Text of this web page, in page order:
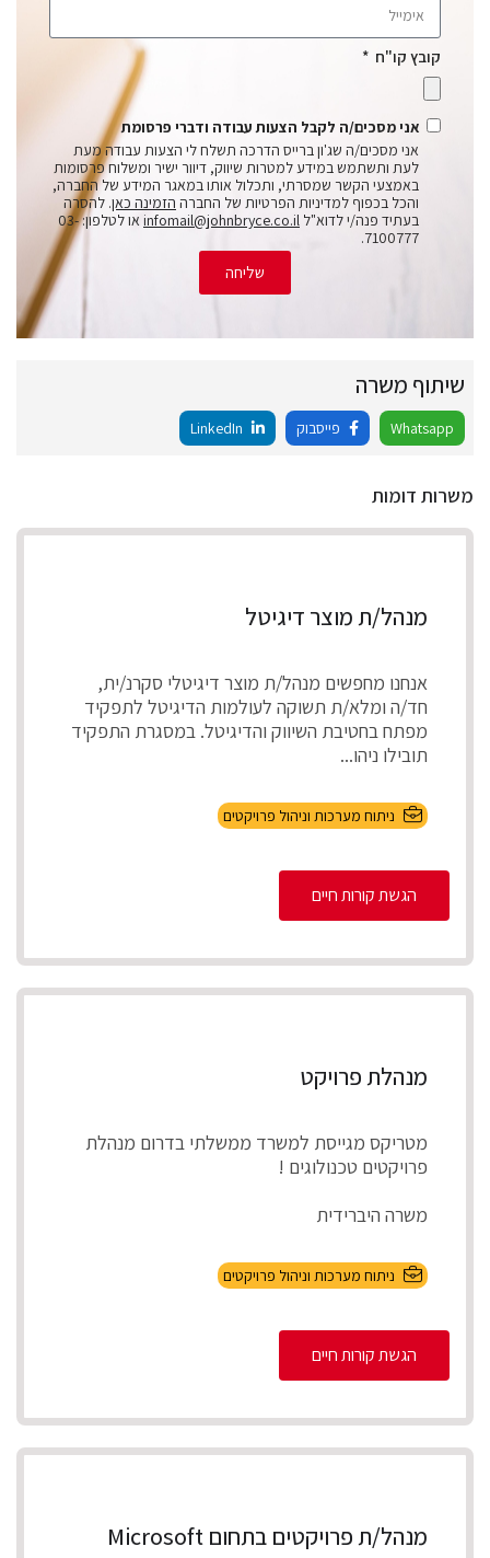
קובץ קו"ח
אני מסכים/ה לקבל הצעות עבודה ודברי פרסומת
אני מסכים/ה שג'ון ברייס הדרכה תשלח לי הצעות עבודה מעת
לעת ותשתמש במידע למטרות שיווק, דיוור ישיר ומשלוח פרסומות
באמצעי הקשר שמסרתי, ותכלול אותו במאגר המידע של החברה,
והכל בכפוף למדיניות הפרטיות של החברה הזמינה כאן. להסרה
בעתיד פנה/י לדוא"ל infomail@johnbryce.co.il
או לטלפון: 03-
7100777.
שליחה
שיתוף משרה
Whatsapp פייסבוק
משרות דומות
מנהל/ת מוצר דיגיטל
אנחנו מחפשים מנהל/ת מוצר דיגיטלי סקרנ/ית,
חד/ה ומלא/ת תשוקה לעולמות הדיגיטל לתפקיד
מפתח בחטיבת השיווק והדיגיטל. במסגרת התפקיד
תובילו ניהו...
ניתוח מערכות וניהול פרויקטים
הגשת קורות חיים
מנהלת פרויקט
מטריקס מגייסת למשרד ממשלתי בדרום מנהלת
פרויקטים טכנולוגים !
משרה היברידית
תיאור התפקיד
והטמע...
ניתוח מערכות וניהול פרויקטים
הגשת קורות חיים
מנהל/ת פרויקטים בתחום Microsoft